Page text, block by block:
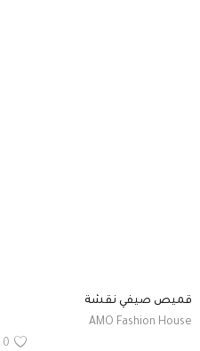
قميص صيفي نقشة
AMO Fashion House
0